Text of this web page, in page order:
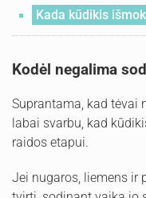
Kada kūdikis
Kodėl negalima
Suprantama, kad tėvai
labai svarbu, kad
raidos etapui.
Jei nugaros, liemens ir